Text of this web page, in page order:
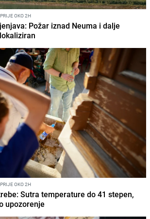
PRIJE OKO 2H
Požar iznad Neuma i dalje
PRIJE OKO 2H
Sutra temperature do 41 stepen,
upozorenje